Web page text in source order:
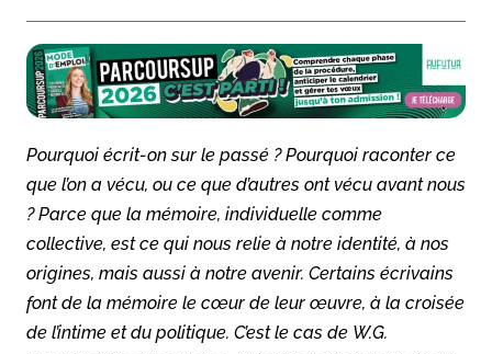
Pourquoi écrit-on sur le passé ? Pourquoi raconter ce
que l’on a vécu, ou ce que d’autres ont vécu avant nous
? Parce que la mémoire, individuelle comme
collective, est ce qui nous relie à notre identité, à nos
origines, mais aussi à notre avenir. Certains écrivains
font de la mémoire le cœur de leur œuvre, à la croisée
de l’intime et du politique. C’est le cas de W.G.